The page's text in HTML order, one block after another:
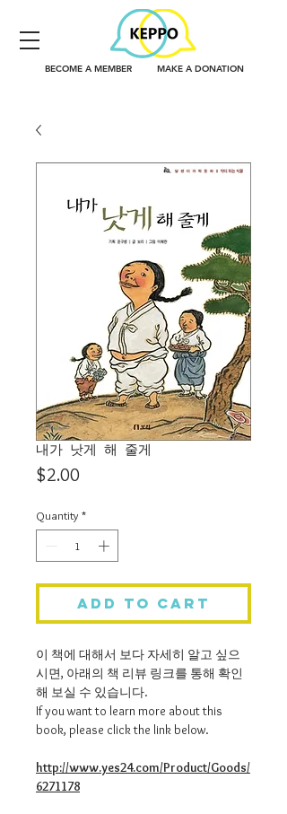
BECOME A MEMBER MAKE A DONATION
내가 낫게 해 줄게
$2.00
Quantity *
Add to Cart
이 책에 대해서 보다 자세히 알고 싶으
시면, 아래의 책 리뷰 링크를 통해 확인
해 보실 수 있습니다.
If you want to learn more about this
book, please click the link below.
http://www.yes24.com/Product/Goods/
6271178